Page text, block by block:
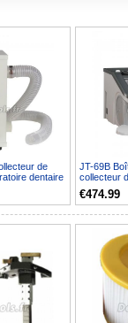
de
dentaire
JT-69B
collecteur
sableuse
€474.99